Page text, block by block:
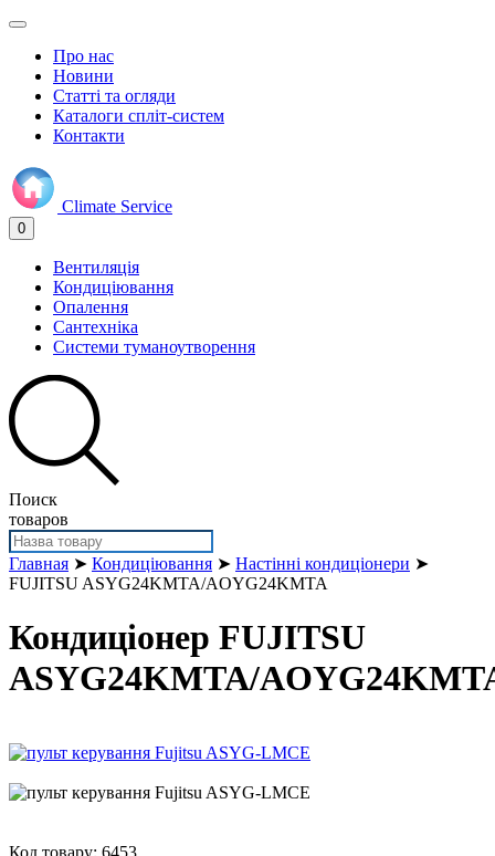
Про нас
Новини
Статті та огляди
Каталоги спліт-систем
Контакти
Climate Service
0
Вентиляція
Кондиціювання
Опалення
Сантехніка
Системи туманоутворення
Поиск
товаров
Главная ➤ Кондиціювання ➤ Настінні кондиціонери ➤
FUJITSU ASYG24KMTA/AOYG24KMTA
Кондиціонер FUJITSU
ASYG24KMTA/
Код товару: 6453